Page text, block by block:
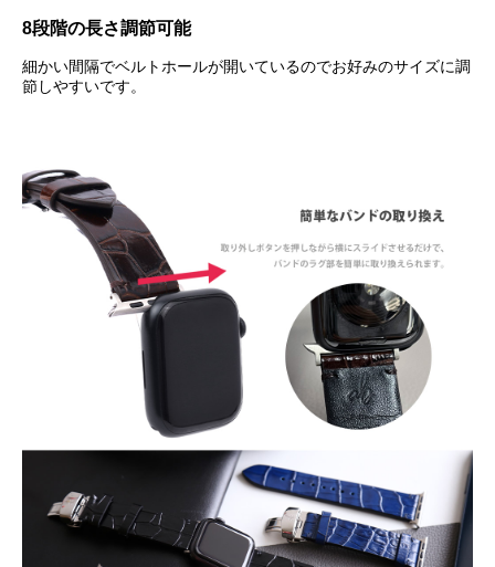
8段階の長さ調節可能
細かい間隔でベルトホールが開いているのでお好みのサイズに調
節しやすいです。